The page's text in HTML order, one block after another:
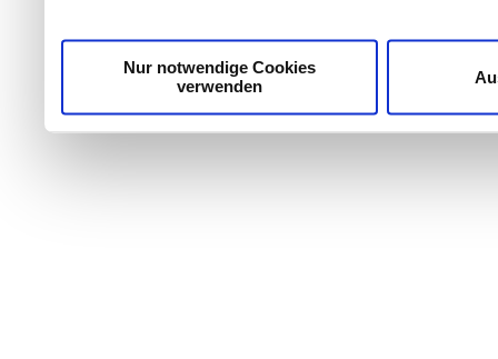
Dienste gesammelt haben.
Nur notwendige Cookies
verwenden